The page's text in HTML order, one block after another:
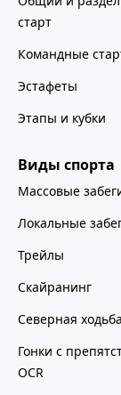
старт
Командные
Эстафеты
Этапы и кубки
Виды спорта
Массовые
Локальные
Трейлы
Скайранинг
Северная ходьба
Гонки с
OCR